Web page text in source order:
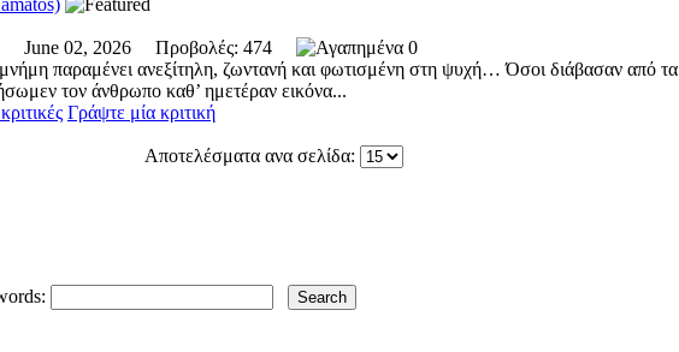
June 02, 2026 Προβολές: 474
0
παραμένει ανεξίτηλη, ζωντανή και φωτισμένη στη ψυχή… Όσοι διάβασαν από τα
τον άνθρωπο καθ’ ημετέραν εικόνα...
Γράψτε μία κριτική
Αποτελέσματα ανα σελίδα: